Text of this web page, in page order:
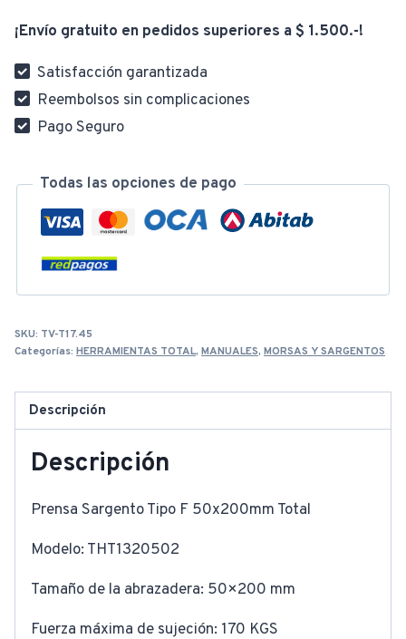
¡Envío gratuito en pedidos superiores a $ 1.500.-!
Satisfacción garantizada
Reembolsos sin complicaciones
Pago Seguro
Todas las opciones de pago
SKU: TV-T17.45
Categorías: HERRAMIENTAS TOTAL, MANUALES, MORSAS Y SARGENTOS
Descripción
Descripción
Prensa Sargento Tipo F 50x200mm Total
Modelo: THT1320502
Tamaño de la abrazadera: 50×200 mm
Fuerza máxima de sujeción: 170 KGS